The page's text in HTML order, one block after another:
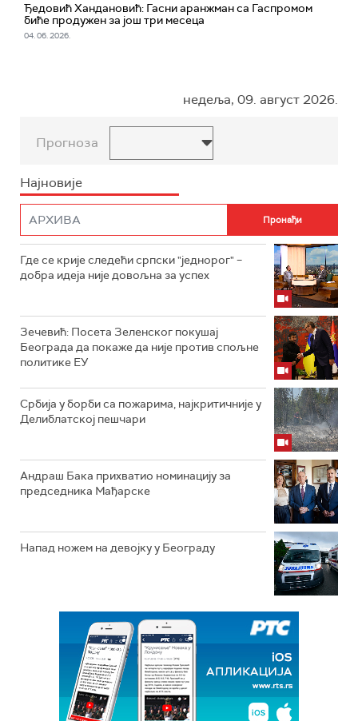
Ђедовић Хандановић: Гасни аранжман са Гаспромом
биће продужен за још три месеца
04. 06. 2026.
недеља, 09. август 2026.
Прогноза
Најновије
Где се крије следећи српски "једнорог" –
добра идеја није довољна за успех
Зечевић: Посета Зеленског покушај
Београда да покаже да није против спољне
политике ЕУ
Србија у борби са пожарима, најкритичније у
Делиблатској пешчари
Андраш Бака прихватио номинацију за
председника Мађарске
Напад ножем на девојку у Београду